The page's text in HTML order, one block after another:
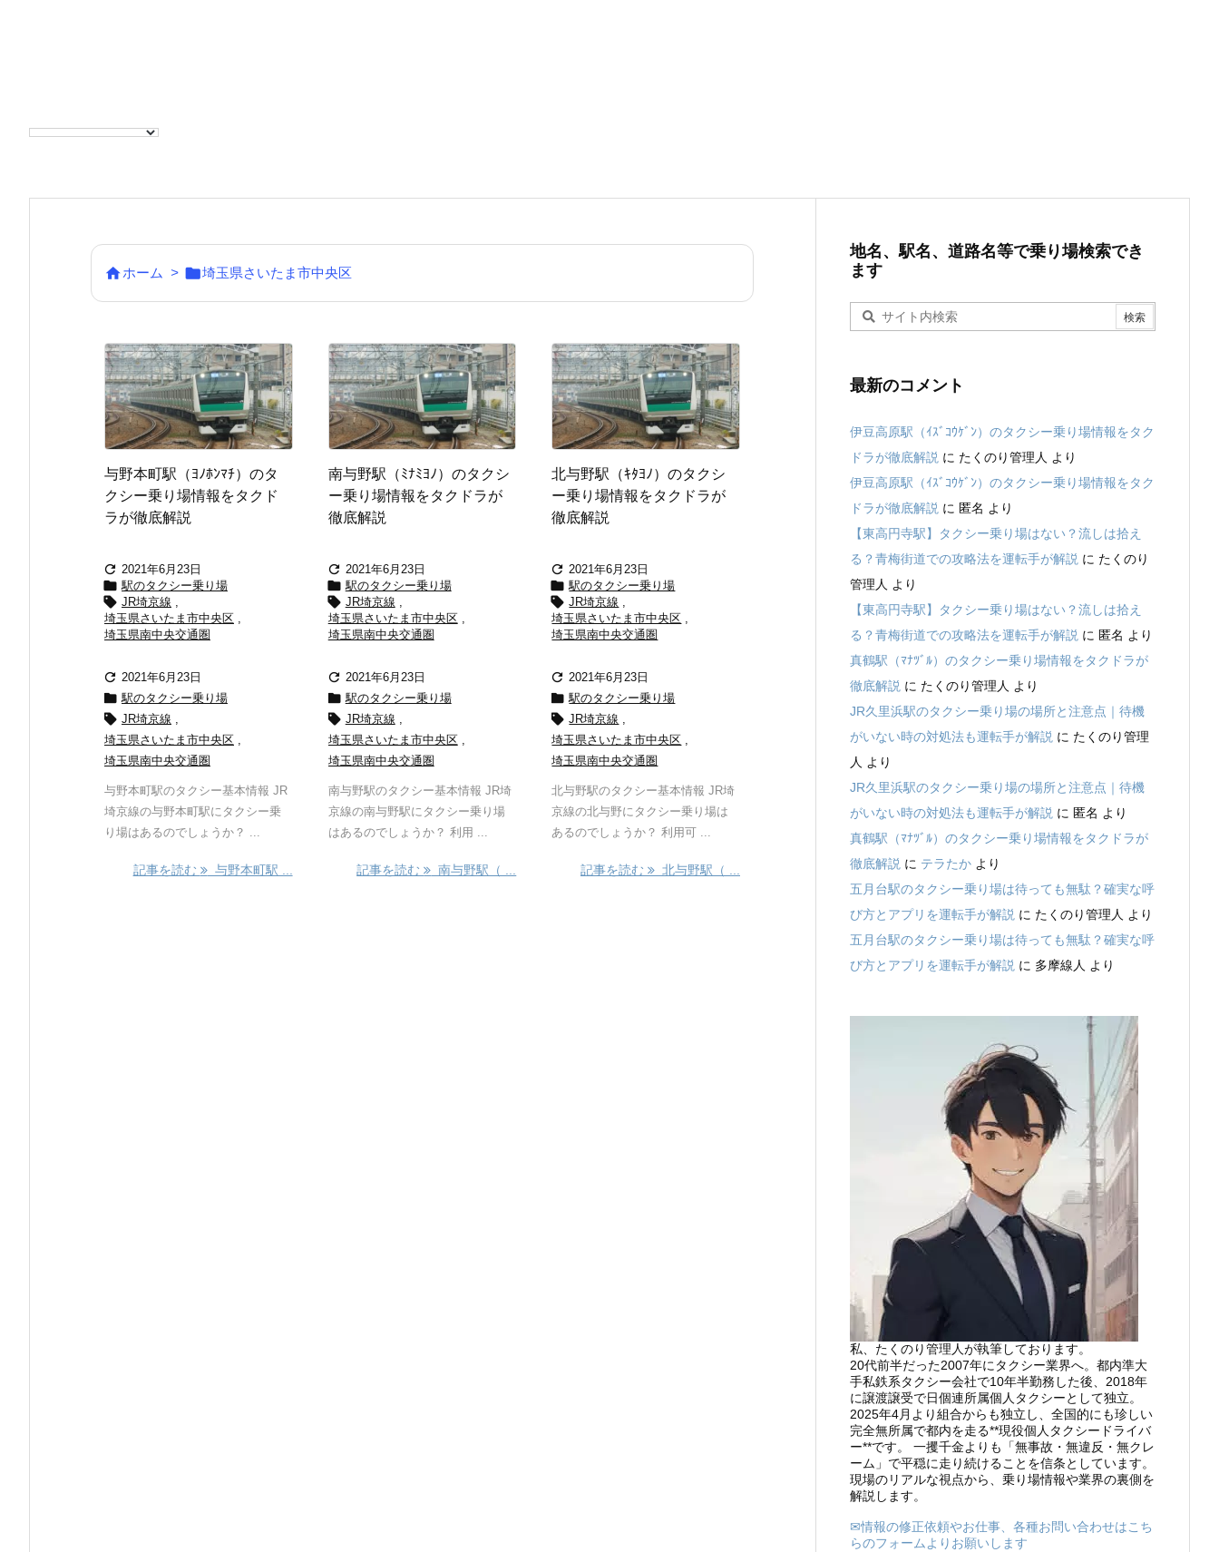
ホーム > 埼玉県さいたま市中央区
与野本町駅（ﾖﾉﾎﾝﾏﾁ）のタ
クシー乗り場情報をタクド
ラが徹底解説
 2021年6月23日
 駅のタクシー乗り場
 JR埼京線
埼玉県さいたま市中央区
埼玉県南中央交通圏
 2021年6月23日
 駅のタクシー乗り場
 JR埼京線
埼玉県さいたま市中央区
埼玉県南中央交通圏
与野本町駅のタクシー基本情報 JR
埼京線の与野本町駅にタクシー乗
り場はあるのでしょうか？ ...
記事を読む 与野本町駅 ...
南与野駅（ﾐﾅﾐﾖﾉ）のタクシ
ー乗り場情報をタクドラが
徹底解説
 2021年6月23日
 駅のタクシー乗り場
 JR埼京線
埼玉県さいたま市中央区
埼玉県南中央交通圏
 2021年6月23日
 駅のタクシー乗り場
 JR埼京線
埼玉県さいたま市中央区
埼玉県南中央交通圏
南与野駅のタクシー基本情報 JR埼
京線の南与野駅にタクシー乗り場
はあるのでしょうか？ 利用 ...
記事を読む 南与野駅（ ...
北与野駅（ｷﾀﾖﾉ）のタクシ
ー乗り場情報をタクドラが
徹底解説
 2021年6月23日
 駅のタクシー乗り場
 JR埼京線
埼玉県さいたま市中央区
埼玉県南中央交通圏
 2021年6月23日
 駅のタクシー乗り場
 JR埼京線
埼玉県さいたま市中央区
埼玉県南中央交通圏
北与野駅のタクシー基本情報 JR埼
京線の北与野にタクシー乗り場は
あるのでしょうか？ 利用可 ...
記事を読む 北与野駅（ ...
地名、駅名、道路名等で乗り場検索でき
ます
最新のコメント
伊豆高原駅（ｲｽﾞｺｳｹﾞﾝ）のタクシー乗り場情報をタク
ドラが徹底解説 に たくのり管理人 より
伊豆高原駅（ｲｽﾞｺｳｹﾞﾝ）のタクシー乗り場情報をタク
ドラが徹底解説 に 匿名 より
【東高円寺駅】タクシー乗り場はない？流しは拾え
る？青梅街道での攻略法を運転手が解説 に たくのり
管理人 より
【東高円寺駅】タクシー乗り場はない？流しは拾え
る？青梅街道での攻略法を運転手が解説 に 匿名 より
真鶴駅（ﾏﾅﾂﾞﾙ）のタクシー乗り場情報をタクドラが
徹底解説 に たくのり管理人 より
JR久里浜駅のタクシー乗り場の場所と注意点｜待機
がいない時の対処法も運転手が解説 に たくのり管理
人 より
JR久里浜駅のタクシー乗り場の場所と注意点｜待機
がいない時の対処法も運転手が解説 に 匿名 より
真鶴駅（ﾏﾅﾂﾞﾙ）のタクシー乗り場情報をタクドラが
徹底解説 に テラたか より
五月台駅のタクシー乗り場は待っても無駄？確実な呼
び方とアプリを運転手が解説 に たくのり管理人 より
五月台駅のタクシー乗り場は待っても無駄？確実な呼
び方とアプリを運転手が解説 に 多摩線人 より
私、たくのり管理人が執筆しております。
20代前半だった2007年にタクシー業界へ。都内準大
手私鉄系タクシー会社で10年半勤務した後、2018年
に譲渡譲受で日個連所属個人タクシーとして独立。
2025年4月より組合からも独立し、全国的にも珍しい
完全無所属で都内を走る**現役個人タクシードライバ
ー**です。 一攫千金よりも「無事故・無違反・無クレ
ーム」で平穏に走り続けることを信条としています。
現場のリアルな視点から、乗り場情報や業界の裏側を
解説します。
✉情報の修正依頼やお仕事、各種お問い合わせはこち
らのフォームよりお願いします